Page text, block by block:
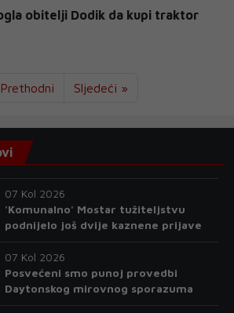
obitelji Dodik da kupi traktor
Sljedeći »
07 Kol 2026
'Komunalno' Mostar tužiteljstvu
podnijelo još dvije kaznene prijave
07 Kol 2026
Posvećeni smo punoj provedbi
Daytonskog mirovnog sporazuma